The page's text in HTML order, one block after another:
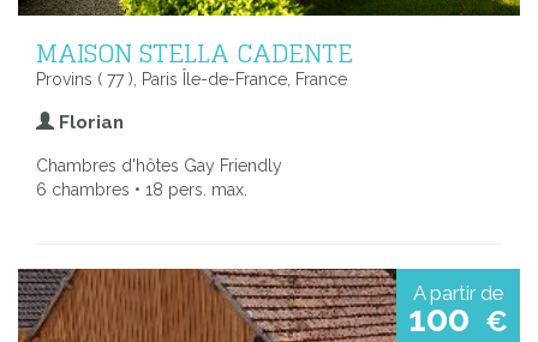
MAISON STELLA CADENTE
Provins ( 77 ), Paris Île-de-France, France
Florian
Chambres d'hôtes Gay Friendly
6 chambres • 18 pers. max.
A partir de
100 €